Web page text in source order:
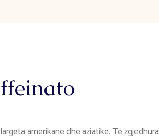
amerikane dhe aziatike. Të zgjedhura